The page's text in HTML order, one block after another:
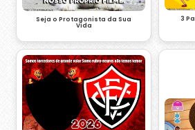
Seja o Protagonista da Sua
Vida
3